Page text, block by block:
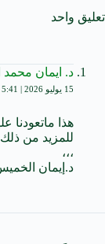
تعليق واحد
د. ايمان
15 يوليو 2026 | 5:41 مساءً
هذا ماتعودنا
للمزيد من ذلك
،،،
د.إيمان